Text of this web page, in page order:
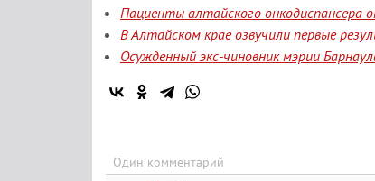
Пациенты алтайского онкодиспансера
В Алтайском крае озвучили первые
Осужденный экс-чиновник мэрии
Один комментарий